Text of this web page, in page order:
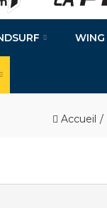
WING
Accueil